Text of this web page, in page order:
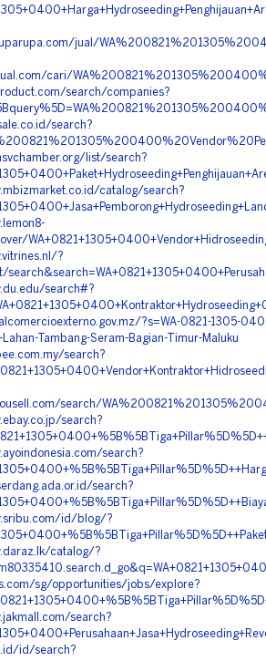
jual/
cari/
search/companies?
search?
list/search?
catalog/search?
?
search#?
?s=WA-0821-1305-
Tambang-Seram-Bagian-Timur-Maluku
search?
search/
search?
search?
search?
id/blog/?
catalog/?
sg/opportunities/jobs/explore?
search?
id/search?